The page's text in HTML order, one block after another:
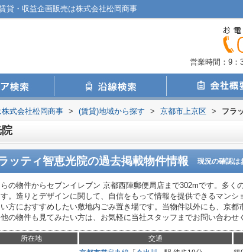
貸・収益企画販売は株式会社松岡商事
営業時間：9：
式会社松岡商事 > (賃貸)地域から探す > 京都市上京区 > フラ
ッティ智恵光院の過去掲載物件情報 現況の確認は
の物件からセブンイレブン 京都西陣郵便局店まで302mです。多く
す。造りとデザインに関して、自信をもって情報を提供できるマン
い方におすすめしたい敷地内ごみ置き場です。当物件以外にも、京
の物件も見てみたい方は、お気軽に当社スタッフまでお問い合わせ
所在地 交通